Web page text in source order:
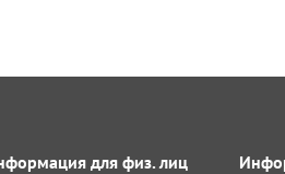
для физ. лиц